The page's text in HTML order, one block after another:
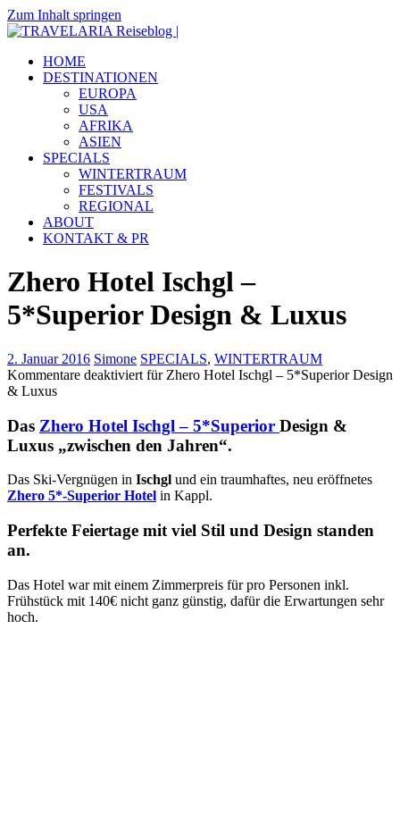
Zum Inhalt springen
TRAVELARIA
Reiseblog
Dein
Reiseblog
Reiseberichten
Insidertipps
Destinationen.
HOME
DESTINATIONEN
EUROPA
USA
AFRIKA
ASIEN
SPECIALS
WINTERTRAUM
FESTIVALS
REGIONAL
ABOUT
KONTAKT & PR
Zhero Hotel Ischgl –
5*Superior Design & Luxus
2. Januar 2016 Simone SPECIALS, WINTERTRAUM
Kommentare deaktiviert für Zhero Hotel Ischgl – 5*Superior Design
& Luxus
Das Zhero Hotel Ischgl – 5*Superior Design &
Luxus „zwischen den Jahren“.
Das Ski-Vergnügen in Ischgl und ein traumhaftes, neu eröffnetes
Zhero 5*-Superior Hotel in Kappl.
Perfekte Feiertage mit viel Stil und Design standen
an.
Das Hotel war mit einem Zimmerpreis für pro Personen inkl.
Frühstück mit 140€ nicht ganz günstig, dafür die Erwartungen sehr
hoch.